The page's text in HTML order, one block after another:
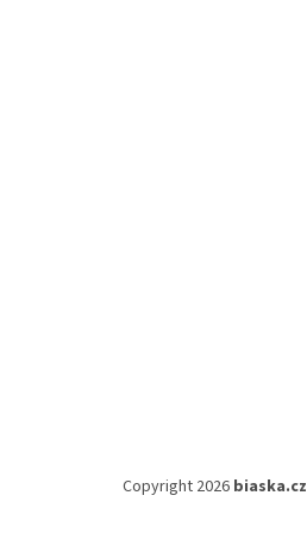
Copyright 2026 biaska.cz